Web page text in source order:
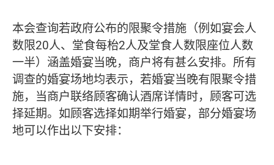
本会查询若政府公布的限聚令措施（例如宴会人
数限20人、堂食每枱2人及堂食人数限座位人数
一半）涵盖婚宴当晚，商户将有甚么安排。所有
调查的婚宴场地均表示，若婚宴当晚有限聚令措
施，当商户联络顾客确认酒席详情时，顾客可选
择延期。如顾客选择如期举行婚宴，部分婚宴场
地可以作出以下安排：